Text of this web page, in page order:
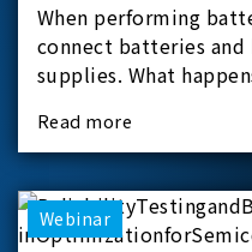
When performing
connect batteries
supplies. What
experimental
applicati
Read more
Webinar